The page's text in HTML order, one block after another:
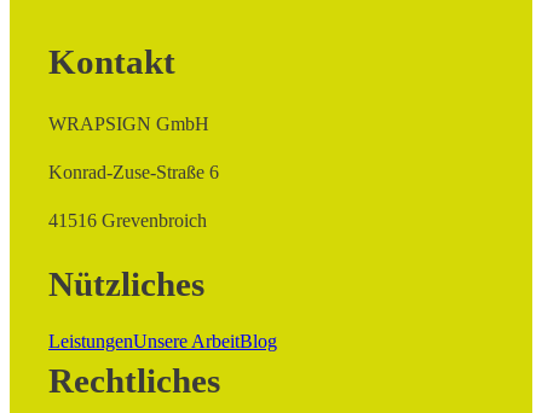
Kontakt
WRAPSIGN GmbH
Konrad-Zuse-Straße 6
41516 Grevenbroich
Nützliches
LeistungenUnsere ArbeitBlog
Rechtliches